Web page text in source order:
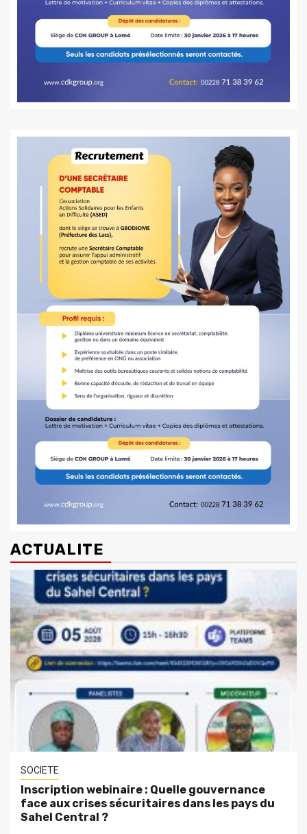
ACTUALITE
SOCIETE
Inscription webinaire : Quelle gouvernance
face aux crises sécuritaires dans les pays du
Sahel Central ?